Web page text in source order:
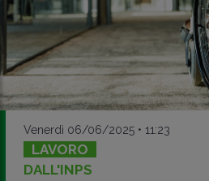
Venerdì 06/06/2025 • 11:23
LAVORO
DALL'INPS